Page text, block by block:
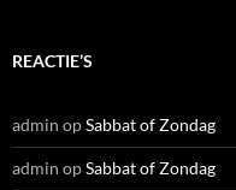
REACTIE’S
admin opSabbat of Zondag
admin opSabbat of Zondag